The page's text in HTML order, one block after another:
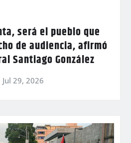
será el pueblo que
de audiencia, afirmó
Santiago González
Jul 29, 2026